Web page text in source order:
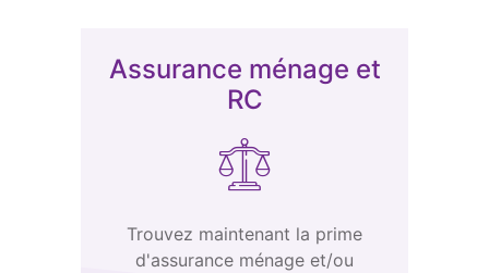
Assurance ménage et
RC
Trouvez maintenant la prime
d'assurance ménage et/ou